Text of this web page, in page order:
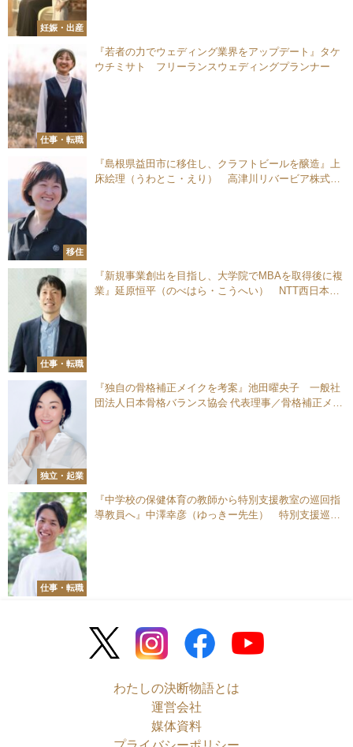
妊娠・出産
仕事・転職
『若者の力でウェディング業界をアップデート』タケ
ウチミサト フリーランスウェディングプランナー
移住
『島根県益田市に移住し、クラフトビールを醸造』上
床絵理（うわとこ・えり） 高津川リバービア株式会
仕事・転職
『新規事業創出を目指し、大学院でMBAを取得後に複
業』延原恒平（のべはら・こうへい） NTT西日本株
独立・起業
『独自の骨格補正メイクを考案』池田曜央子 一般社
団法人日本骨格バランス協会 代表理事／骨格補正メイ
仕事・転職
『中学校の保健体育の教師から特別支援教室の巡回指
導教員へ』中澤幸彦（ゆっきー先生） 特別支援巡回
わたしの決断物語とは
運営会社
媒体資料